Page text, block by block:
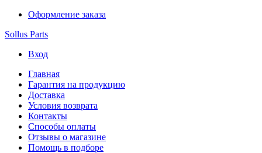
Оформление заказа
Sollus Parts
Вход
Главная
Гарантия на продукцию
Доставка
Условия возврата
Контакты
Способы оплаты
Отзывы о магазине
Помощь в подборе